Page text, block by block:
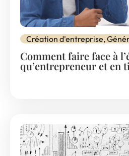
Création d'entreprise,
Comment faire face à
qu’entrepreneur et en